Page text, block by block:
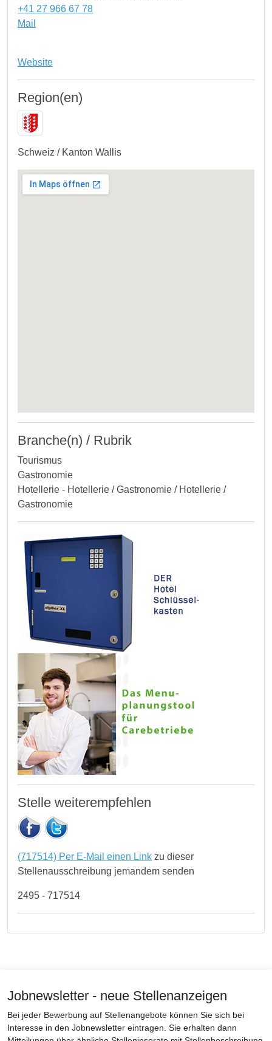
+41 27 966 67 78
Mail
Website
Region(en)
Schweiz / Kanton Wallis
Branche(n) / Rubrik
Tourismus
Gastronomie
Hotellerie - Hotellerie / Gastronomie / Hotellerie /
Gastronomie
Stelle weiterempfehlen
(717514) Per E-Mail einen Link zu dieser
Stellenausschreibung jemandem senden
2495 - 717514
Jobnewsletter - neue Stellenanzeigen
Bei jeder Bewerbung auf Stellenangebote können Sie sich bei
Interesse in den Jobnewsletter eintragen. Sie erhalten dann